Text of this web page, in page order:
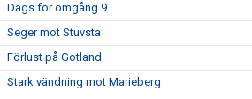
Dags för omgång 9
Seger mot Stuvsta
Förlust på Gotland
Stark vändning mot Marieberg